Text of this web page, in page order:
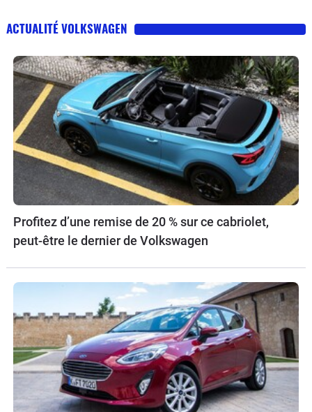
ACTUALITÉ VOLKSWAGEN
Profitez d’une remise de 20 % sur ce cabriolet,
peut-être le dernier de Volkswagen